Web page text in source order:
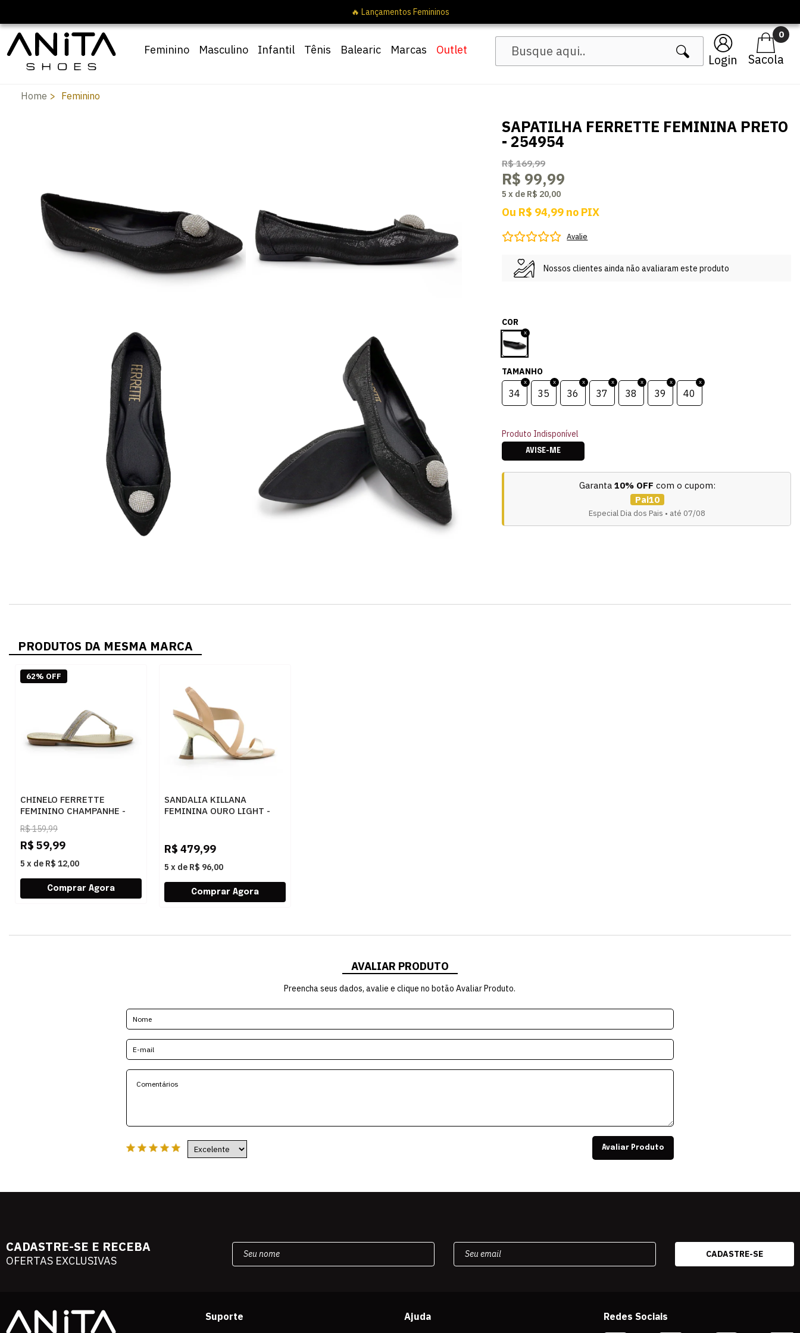
Login
0
Feminino Masculino Infantil Tênis Balearic Marcas Outlet
🔥 Lançamentos Femininos
Home Feminino
SAPATILHA FERRETTE FEMININA PRETO
- 254954
R$ 169,99
R$ 99,99
5 x de R$ 20,00
Ou R$ 94,99 no PIX
Avalie
Nossos clientes ainda não avaliaram este produto
COR
TAMANHO
34 35 36 37 38 39 40
Produto Indisponível
AVISE-ME
Garanta 10% OFF com o cupom:
Pai10
Especial Dia dos Pais • até 07/08
PRODUTOS DA MESMA MARCA
CHINELO FERRETTE
FEMININO CHAMPANHE -
283725
R$159,99
R$ 59,99
5 x de R$ 12,00
62% OFF
SANDALIA KILLANA
FEMININA OURO LIGHT -
R$ 479,99
5 x de R$ 96,00
AVALIAR PRODUTO
Preencha seus dados, avalie e clique no botão Avaliar Produto.
Avaliar Produto
CADASTRE-SE E RECEBA
OFERTAS EXCLUSIVAS
Suporte
Ajuda
Redes Sociais